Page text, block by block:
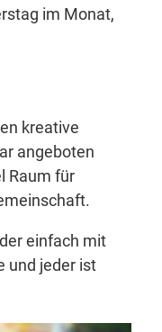
im Monat,
kreative
angeboten
Raum für
einfach mit
und jeder ist